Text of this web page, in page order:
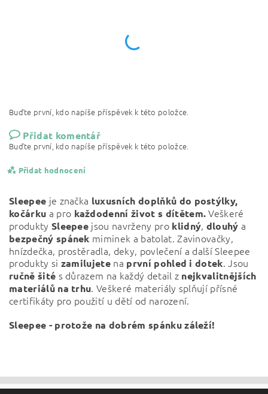
Buďte první, kdo napíše příspěvek k této položce.
Přidat komentář
Buďte první, kdo napíše příspěvek k této položce.
Přidat hodnocení
Sleepee je značka luxusních doplňků do postýlky,
kočárku a pro každodenní život s dítětem.Veškeré
produkty Sleepee jsou navrženy pro klidný, dlouhý a
bezpečný spánek miminek a batolat. Zavinovačky,
hnízdečka, prostěradla, deky, povlečení a další Sleepee
produkty si zamilujete na první pohled i dotek. Jsou
ručně šité s důrazem na každý detail z nejkvalitnějších
materiálů na trhu. Veškeré materiály splňují přísné
certifikáty pro použití u dětí od narození.
Sleepee - protože na dobrém spánku záleží!